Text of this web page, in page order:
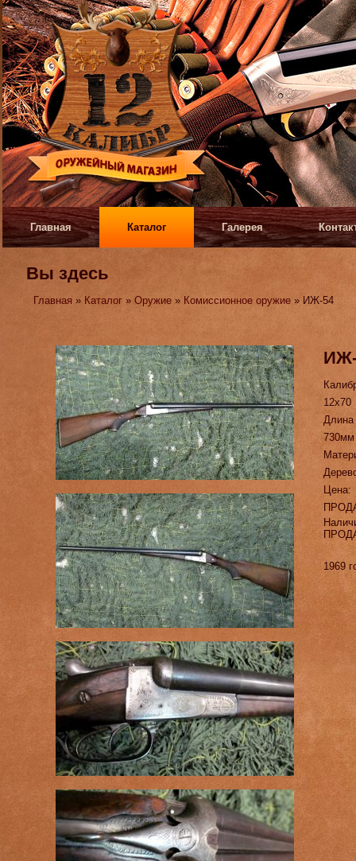
Главная Каталог Галерея
Вы здесь
Главная » Каталог »Оружие » Комиссионное оружие » ИЖ-54
12х70
730мм
Цена:
1969